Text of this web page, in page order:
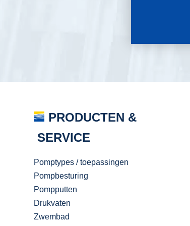
PRODUCTEN &
SERVICE
Pomptypes / toepassingen
Pompbesturing
Pompputten
Drukvaten
Zwembad